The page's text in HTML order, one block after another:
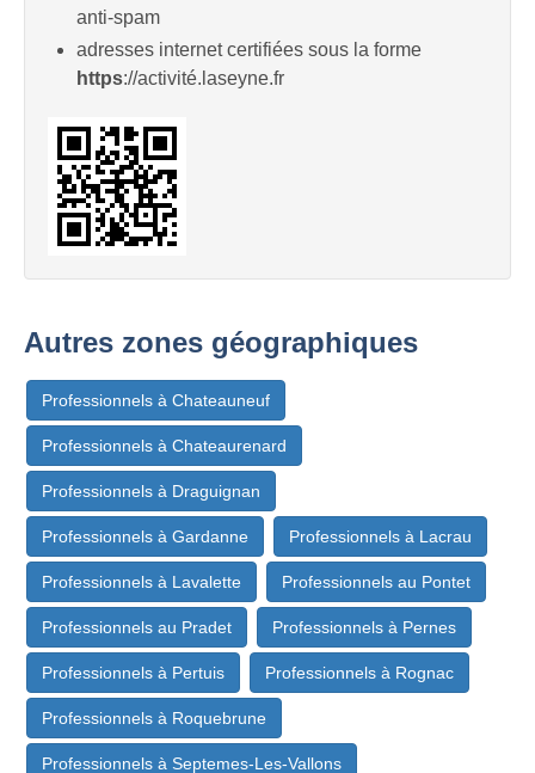
anti-spam
adresses internet certifiées sous la forme
https://activité.laseyne.fr
Autres zones géographiques
Professionnels à Chateauneuf
Professionnels à Chateaurenard
Professionnels à Draguignan
Professionnels à Gardanne Professionnels à Lacrau
Professionnels à Lavalette Professionnels au Pontet
Professionnels au Pradet Professionnels à Pernes
Professionnels à Pertuis Professionnels à Rognac
Professionnels à Roquebrune
Professionnels à Septemes-Les-Vallons